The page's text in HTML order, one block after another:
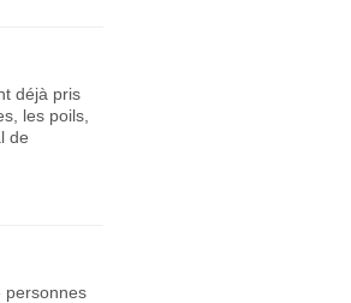
déjà pris
les poils,
de
personnes